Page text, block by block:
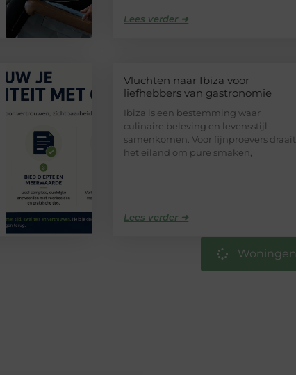
Lees verder ➜
Vluchten naar Ibiza voor
liefhebbers van gastronomie
Ibiza is een bestemming waar
culinaire beleving en levensstijl
samenkomen. Voor fijnproevers draait
het eiland om pure smaken,
Lees verder ➜
Woningen